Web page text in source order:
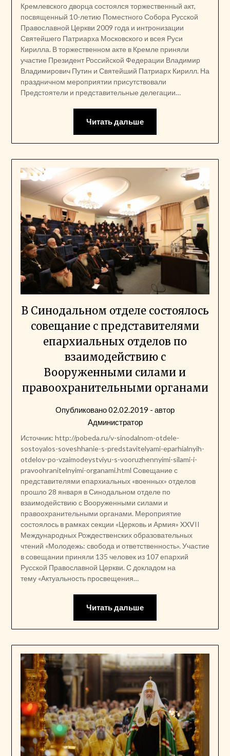
Кремлевского дворца состоялся торжественный акт,
посвященный 10-летию Поместного Собора Русской
Православной Церкви 2009 года и интронизации
Святейшего Патриарха Московского и всея Руси
Кирилла. В торжественном акте в Кремле приняли
участие Президент Российской Федерации Владимир
Владимирович Путин и Святейший Патриарх Кирилл. На
праздничном мероприятии присутствовали
Предстоятели и представительные делегации…
Читать дальше
В Синодальном отделе состоялось
совещание с представителями
епархиальных отделов по
взаимодействию с
Вооруженными силами и
правоохранительными органами
Опубликовано02.02.2019 - автор
Администратор
Источник: http://pobeda.ru/v-sinodalnom-otdele-
sostoyalos-soveshhanie-s-predstavitelyami-eparhialnyih-
otdelov-po-vzaimodeystviyu-s-vooruzhennyimi-silami-i-
pravoohranitelnyimi-organami.html Совещание с
представителями епархиальных «военных» отделов
прошло 28 января в Синодальном отделе по
взаимодействию с Вооруженными силами и
правоохранительными органами. Мероприятие
состоялось в рамках секции «Церковь и Армия» XXVII
Международных Рождественских образовательных
чтений «Молодежь: свобода и ответственность». Участие
в совещании приняли 135 человек из 107 епархий
Русской Православной Церкви. С докладом на
тему «Актуальность просвещения…
Читать дальше